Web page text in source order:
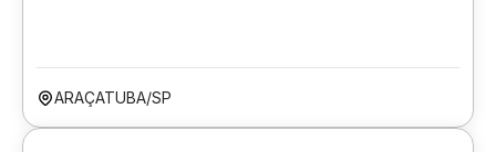
ARAÇATUBA/SP